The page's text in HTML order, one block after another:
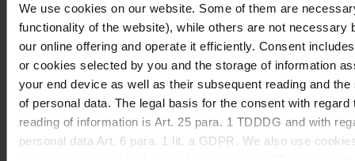
We use cookies on our website. Some of them are
functionality of the website), while others are not necessary
our online offering and operate it efficiently. Consent
or cookies selected by you and the storage of information
your end device as well as their subsequent reading and
of personal data. The legal basis for the consent with regard
reading of information is Art. 25 para. 1 TDDDG and with
personal data Art. 6 para. 1 lit. a GDPR. We also use
easyPOCKET,
schwarz/ 3x
152110 schwarz 3x*
easyPOCKET,
silber/ 3x
152111 silber 3x*
easyPOCKET,
blau/ 4x
152122 blau 4,0